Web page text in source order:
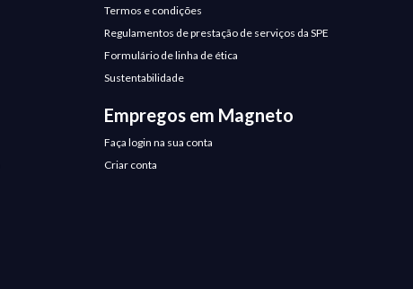
Termos e condições
Regulamentos de prestação de serviços da SPE
Formulário de linha de ética
Sustentabilidade
Empregos em Magneto
Faça login na sua conta
Criar conta